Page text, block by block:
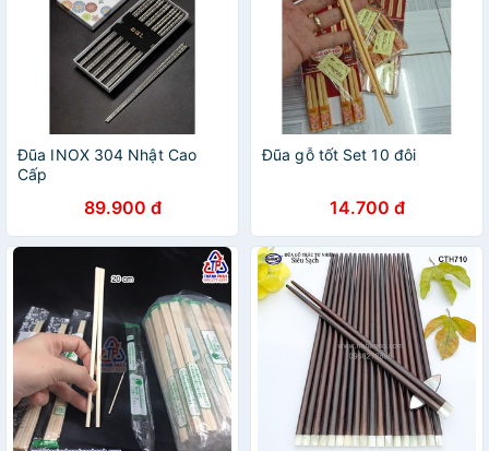
Đũa INOX 304 Nhật Cao
Cấp
89.900 đ
Đũa gỗ tốt Set 10 đôi
14.700 đ